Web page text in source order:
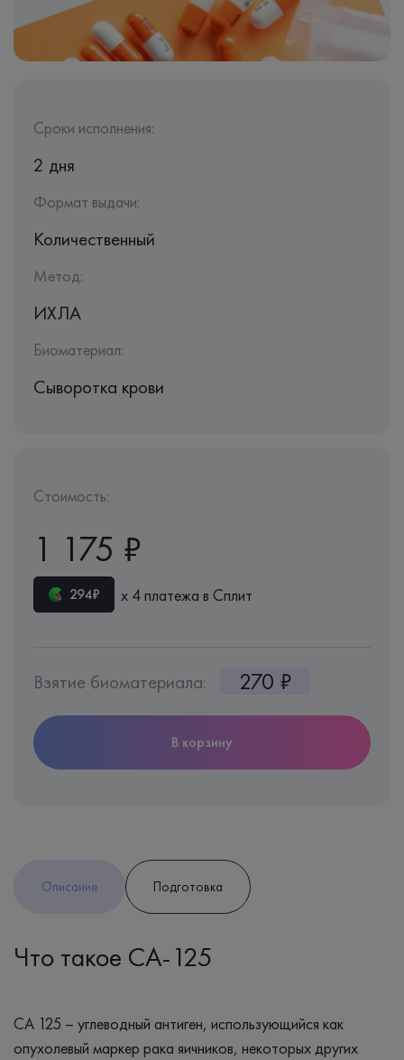
Сроки исполнения:
2 дня
Формат выдачи:
Количественный
Метод:
ИХЛА
Биоматериал:
Сыворотка крови
Стоимость:
1 175 ₽
294₽ х 4 платежа в Сплит
Взятие биоматериала: 270 ₽
В корзину
Описание Подготовка
Что такое СА-125
СА 125 – углеводный антиген, использующийся как
опухолевый маркер рака яичников, некоторых других